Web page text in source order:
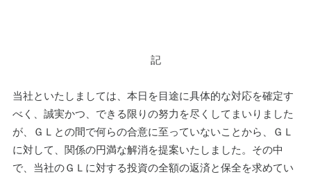
記
当社といたしましては、本日を目途に具体的な対応を確定す
べく、誠実かつ、できる限りの努力を尽くしてまいりました
が、ＧＬとの間で何らの合意に至っていないことから、ＧＬ
に対して、関係の円満な解消を提案いたしました。その中
で、当社のＧＬに対する投資の全額の返済と保全を求めてい